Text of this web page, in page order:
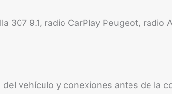
307 9.1, radio CarPlay Peugeot, radio
vehículo y conexiones antes de la